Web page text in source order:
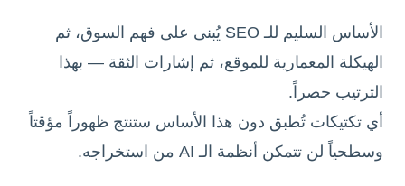
الأساس السليم للـ SEO يُبنى على فهم السوق، ثم
الهيكلة المعمارية للموقع، ثم إشارات الثقة — بهذا
الترتيب حصراً.
أي تكتيكات تُطبق دون هذا الأساس ستنتج ظهوراً مؤقتاً
وسطحياً لن تتمكن أنظمة الـ AI من استخراجه.